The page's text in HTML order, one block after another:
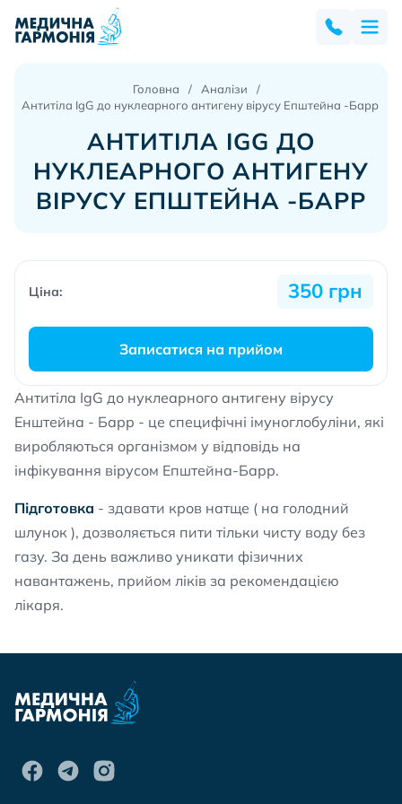
Головна
Аналізи
Антитіла IgG до нуклеарного антигену вірусу Епштейна -Барр
АНТИТІЛА IGG ДО
НУКЛЕАРНОГО АНТИГЕНУ
ВІРУСУ ЕПШТЕЙНА -БАРР
Антитіла IgG до нуклеарного антигену вірусу
Енштейна - Барр - це специфічні імуноглобуліни, які
виробляються організмом у відповідь на
інфікування вірусом Епштейна-Барр.
Підготовка - здавати кров натще ( на голодний
шлунок ), дозволяється пити тільки чисту воду без
газу. За день важливо уникати фізичних
навантажень, прийом ліків за рекомендацією
лікаря.
Ціна: 350 грн
Записатися на прийом